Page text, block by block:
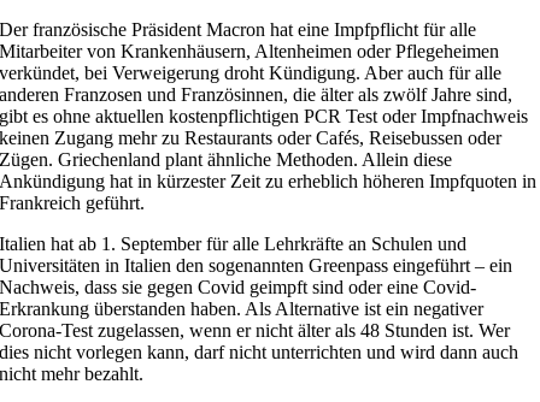
Der französische Präsident Macron hat eine Impfpflicht für alle
Mitarbeiter von Krankenhäusern, Altenheimen oder Pflegeheimen
verkündet, bei Verweigerung droht Kündigung. Aber auch für alle
anderen Franzosen und Französinnen, die älter als zwölf Jahre sind,
gibt es ohne aktuellen kostenpflichtigen PCR Test oder Impfnachweis
keinen Zugang mehr zu Restaurants oder Cafés, Reisebussen oder
Zügen. Griechenland plant ähnliche Methoden. Allein diese
Ankündigung hat in kürzester Zeit zu erheblich höheren Impfquoten in
Frankreich geführt.
Italien hat ab 1. September für alle Lehrkräfte an Schulen und
Universitäten in Italien den sogenannten Greenpass eingeführt – ein
Nachweis, dass sie gegen Covid geimpft sind oder eine Covid-
Erkrankung überstanden haben. Als Alternative ist ein negativer
Corona-Test zugelassen, wenn er nicht älter als 48 Stunden ist. Wer
dies nicht vorlegen kann, darf nicht unterrichten und wird dann auch
nicht mehr bezahlt.